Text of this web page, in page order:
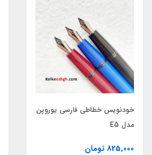
خودنویس خطاطی فارسی یوروپن
مدل E5
825,000 تومان